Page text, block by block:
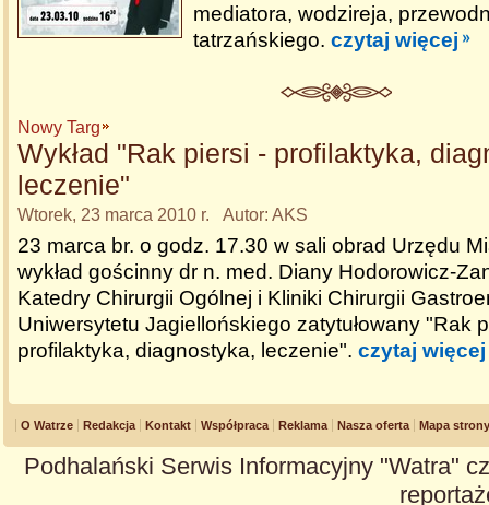
mediatora, wodzireja,
tatrzańskiego. czytaj więcej
Nowy Targ
Wykład "Rak piersi - profilaktyka,
leczenie"
Wtorek, 23 marca 2010 r. Autor: AKS
23 marca br. o godz. 17.30 w sali obrad Urzędu
wykład gościnny dr n. med. Diany Hodorowicz-
Katedry Chirurgii Ogólnej i Kliniki Chirurgii
Uniwersytetu Jagiellońskiego zatytułowany "Rak
profilaktyka, diagnostyka, leczenie". czytaj więcej
O Watrze Redakcja Kontakt Współpraca Reklama Nasza oferta Mapa strony
Podhalański Serwis Informacyjny "Watra"